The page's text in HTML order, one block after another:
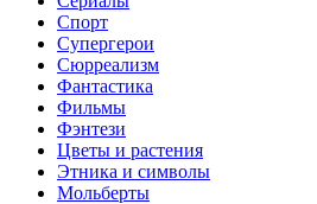
Спорт
Супергерои
Сюрреализм
Фантастика
Фильмы
Фэнтези
Цветы и растения
Этника и символы
Мольберты